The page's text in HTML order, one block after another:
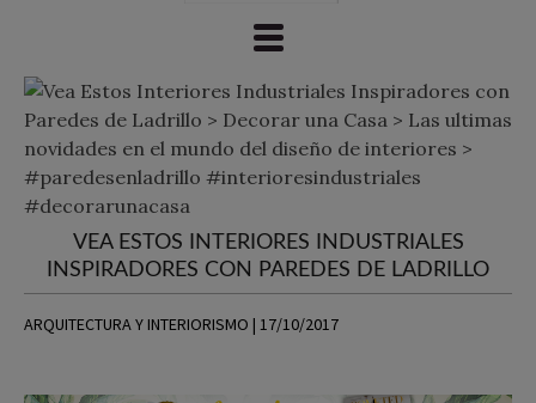
VEA ESTOS INTERIORES INDUSTRIALES
INSPIRADORES CON PAREDES DE LADRILLO
ARQUITECTURA Y INTERIORISMO | 17/10/2017